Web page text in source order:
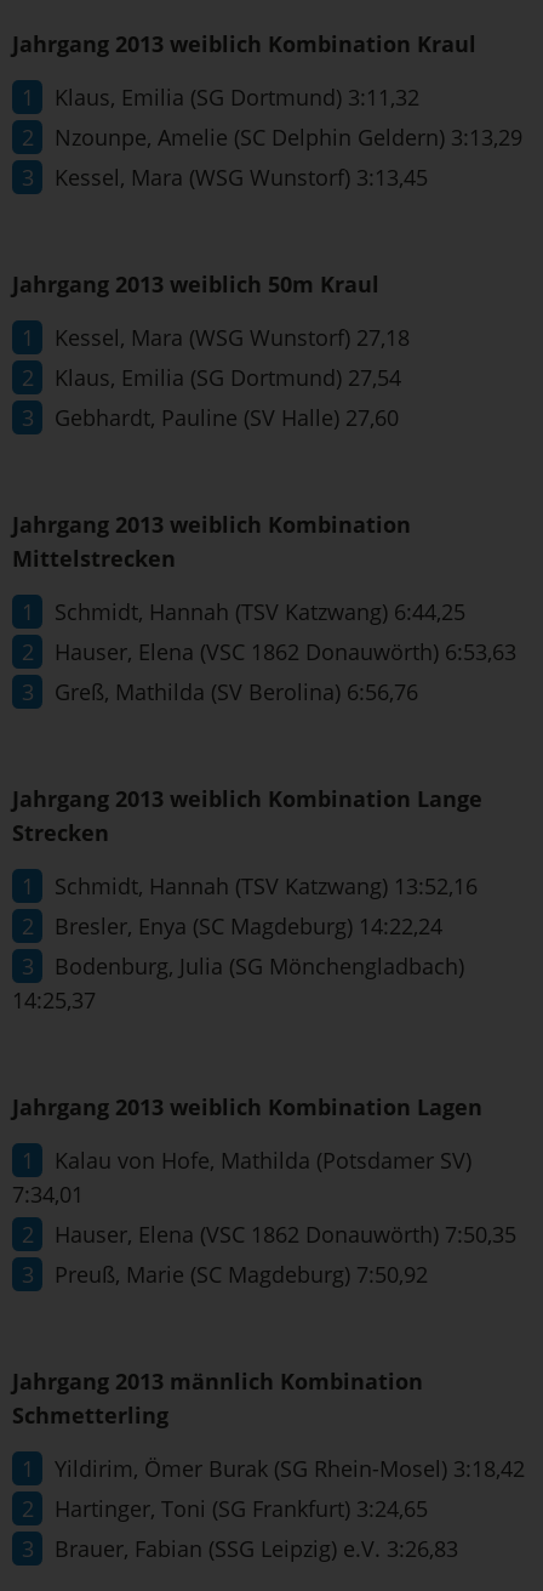
Jahrgang 2013 weiblich Kombination Kraul
Klaus, Emilia (SG Dortmund) 3:11,32
Nzounpe, Amelie (SC Delphin Geldern) 3:13,29
Kessel, Mara (WSG Wunstorf) 3:13,45
Jahrgang 2013 weiblich 50m Kraul
Kessel, Mara (WSG Wunstorf) 27,18
Klaus, Emilia (SG Dortmund) 27,54
Gebhardt, Pauline (SV Halle) 27,60
Jahrgang 2013 weiblich Kombination
Mittelstrecken
Schmidt, Hannah (TSV Katzwang) 6:44,25
Hauser, Elena (VSC 1862 Donauwörth) 6:53,63
Greß, Mathilda (SV Berolina) 6:56,76
Jahrgang 2013 weiblich Kombination Lange
Strecken
Schmidt, Hannah (TSV Katzwang) 13:52,16
Bresler, Enya (SC Magdeburg) 14:22,24
Bodenburg, Julia (SG Mönchengladbach)
14:25,37
Jahrgang 2013 weiblich Kombination Lagen
Kalau von Hofe, Mathilda (Potsdamer SV)
7:34,01
Hauser, Elena (VSC 1862 Donauwörth) 7:50,35
Preuß, Marie (SC Magdeburg) 7:50,92
Jahrgang 2013 männlich Kombination
Schmetterling
Yildirim, Ömer Burak (SG Rhein-Mosel) 3:18,42
Hartinger, Toni (SG Frankfurt) 3:24,65
Brauer, Fabian (SSG Leipzig) e.V. 3:26,83